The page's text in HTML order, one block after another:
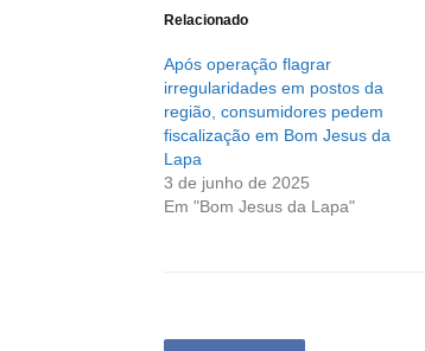
Relacionado
Após operação flagrar
irregularidades em postos da
região, consumidores pedem
fiscalização em Bom Jesus da
Lapa
3 de junho de 2025
Em "Bom Jesus da Lapa"